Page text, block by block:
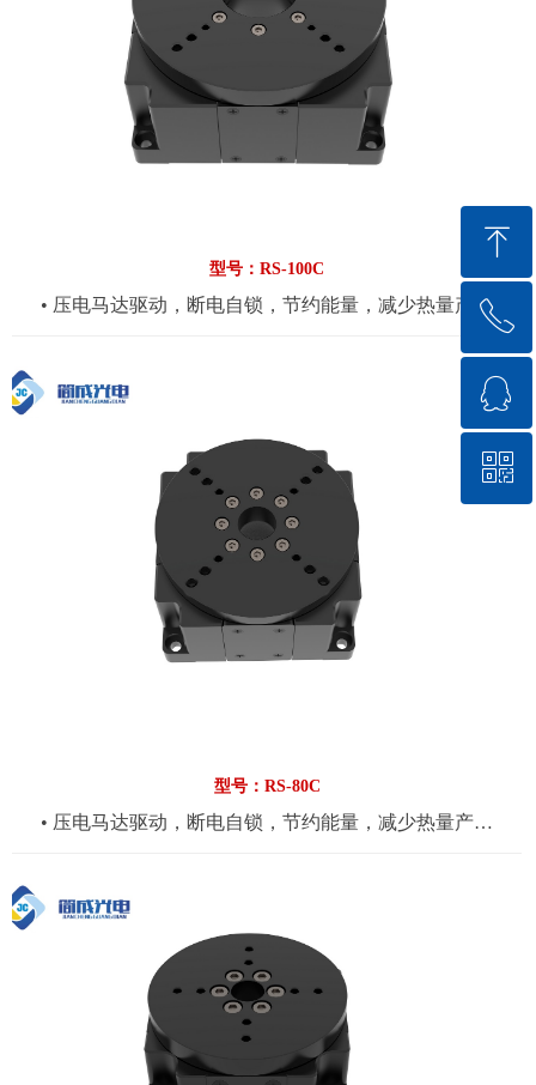
• 可应用于光学组装，微纳加工，激光，自动化等领域
• 货期与价格请拨打0575-84882698咨询
型号：RS-100C
• 压电马达驱动，断电自锁，节约能量，减少热量产生
• 光栅反馈，分辨率可选，最小步进可达0.001nm，重复定
位精度可达±0.002nm
• 可应用于光学组装，微纳加工，激光，自动化等领域
• 货期与价格请拨打0575-84882698咨询
型号：RS-80C
• 压电马达驱动，断电自锁，节约能量，减少热量产生
• 光栅反馈，分辨率可选，最小步进可达0.001nm，重复定
位精度可达±0.002nm
• 可应用于光学组装，微纳加工，激光，自动化等领域
ꁸ
回到顶部
ꂅ
0575-84882698
ꁗ
QQ客服
ꀥ